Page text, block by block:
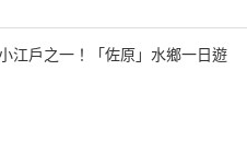
江戶之一！「佐原」水鄉一日遊